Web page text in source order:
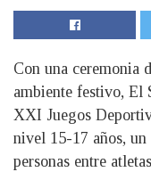
Con una ceremonia
ambiente festivo, El
XXI Juegos
nivel 15-17 años, un
personas entre